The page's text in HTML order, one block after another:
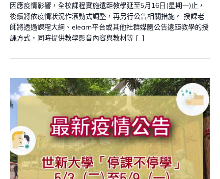
因應疫情影響，全校課程實施遠距教學延至5月16日(星期一)止，
後續將依疫情狀況作滾動式調整，再另行公告相關措施。 授課老
師將透過課程大綱、elearn平台或其他社群媒體公告遠距教學的授
課方式，同時提供教學影音內容與教材等 […]